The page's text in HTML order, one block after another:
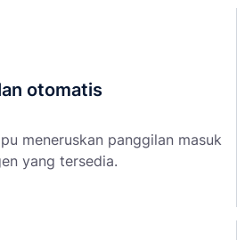
otomatis
meneruskan panggilan masuk
yang tersedia.